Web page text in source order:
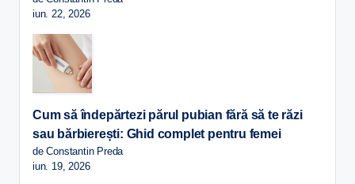
iun. 22, 2026
Cum să îndepărtezi părul pubian fără să te răzi
sau bărbierești: Ghid complet pentru femei
de Constantin Preda
iun. 19, 2026